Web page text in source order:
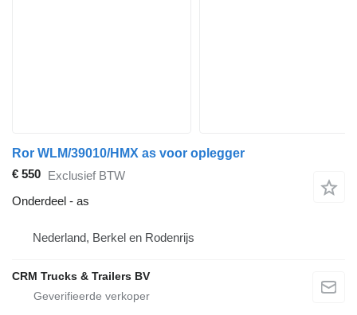
Ror WLM/39010/HMX as voor oplegger
€ 550 Exclusief BTW
Onderdeel - as
Nederland, Berkel en Rodenrijs
CRM Trucks & Trailers BV